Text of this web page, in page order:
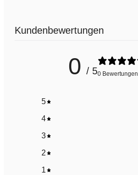
Kundenbewertungen
0 / 50 Bewertungen
5
4
3
2
1